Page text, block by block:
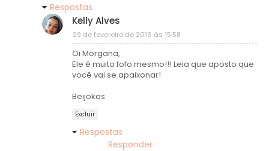
Respostas
Kelly Alves
29 de fevereiro de 2016 às 15:58
Oi Morgana,
Ele é muito fofo mesmo!!! Leia que aposto que
você vai se apaixonar!
Beijokas
Excluir
Respostas
Responder